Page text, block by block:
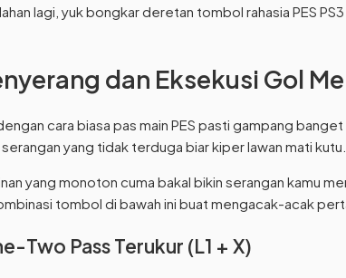
lagi, yuk bongkar deretan tombol rahasia PES
dan Eksekusi Gol
cara biasa pas main PES pasti gampang
yang tidak terduga biar kiper lawan mati kutu.
yang monoton cuma bakal bikin serangan kamu
tombol di bawah ini buat mengacak-acak
Two Pass Terukur (L1 + X)